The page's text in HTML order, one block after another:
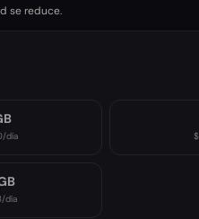
se reduce.
/día
/día